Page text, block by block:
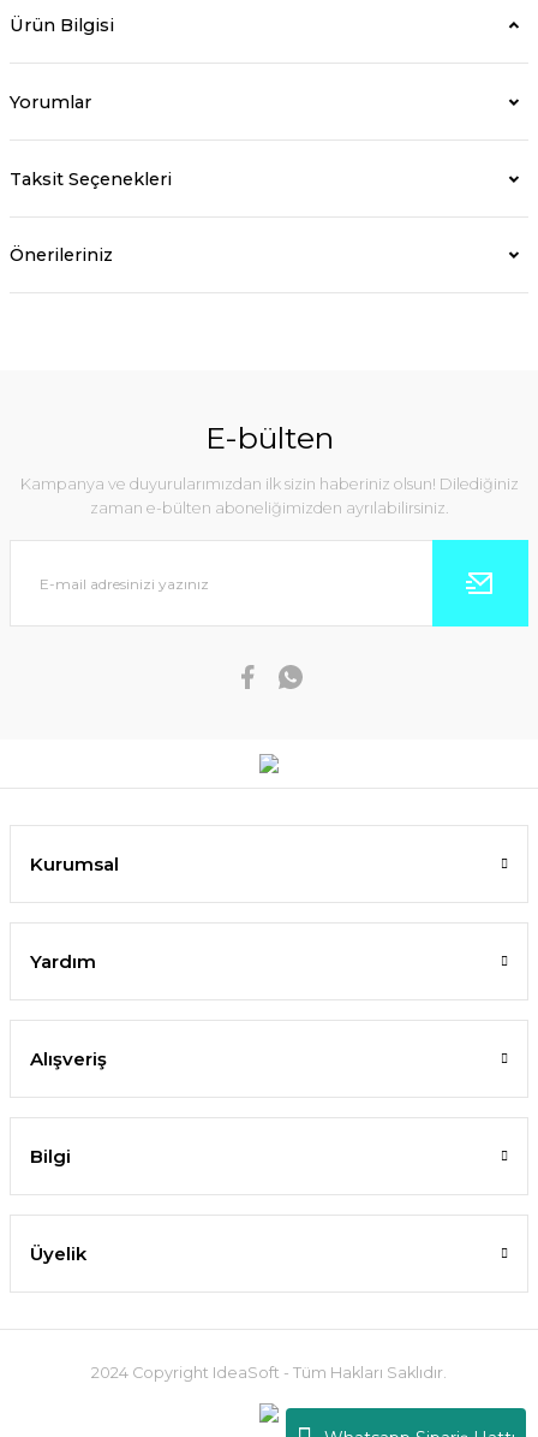
Ürün Bilgisi
Yorumlar
Taksit Seçenekleri
Önerileriniz
E-bülten
Kampanya ve duyurularımızdan ilk sizin haberiniz olsun! Dilediğiniz
zaman e-bülten aboneliğimizden ayrılabilirsiniz.
Kurumsal
Yardım
Alışveriş
Bilgi
Üyelik
2024 Copyright IdeaSoft - Tüm Hakları Saklıdır.